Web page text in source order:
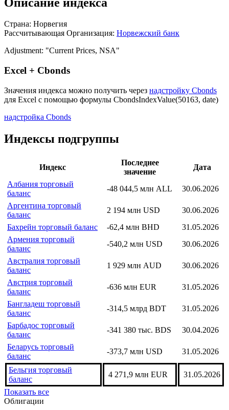
Страна: Норвегия
Рассчитывающая Организация: Норвежский банк
Adjustment: "Current Prices, NSA"
Excel + Cbonds
Значения индекса можно получить через надстройку Cbonds
для Excel с помощью формулы CbondsIndexValue(50163, date)
надстройка Cbonds
Индексы подгруппы
Индекс
Последнее
значение
Дата
Албания торговый
баланс
-48 044,5 млн ALL
30.06.2026
Аргентина торговый
баланс
2 194 млн USD
30.06.2026
Бахрейн торговый баланс
-62,4 млн BHD
31.05.2026
Армения торговый
баланс
-540,2 млн USD
30.06.2026
Австралия торговый
баланс
1 929 млн AUD
30.06.2026
Австрия торговый
баланс
-636 млн EUR
31.05.2026
Бангладеш торговый
баланс
-314,5 млрд BDT
31.05.2026
Барбадос торговый
баланс
-341 380 тыс. BDS
30.04.2026
Беларусь торговый
баланс
-373,7 млн USD 31.05.2026
Бельгия торговый
баланс
4 271,9 млн EUR
31.05.2026
Показать все
Облигации